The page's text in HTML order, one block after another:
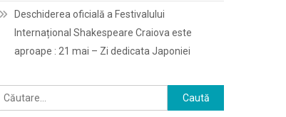
Deschiderea oficială a Festivalului
Internațional Shakespeare Craiova este
aproape : 21 mai – Zi dedicata Japoniei
Caută
după: